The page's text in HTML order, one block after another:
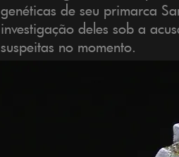
genéticas de seu primarca
investigação deles sob a
suspeitas no momento.